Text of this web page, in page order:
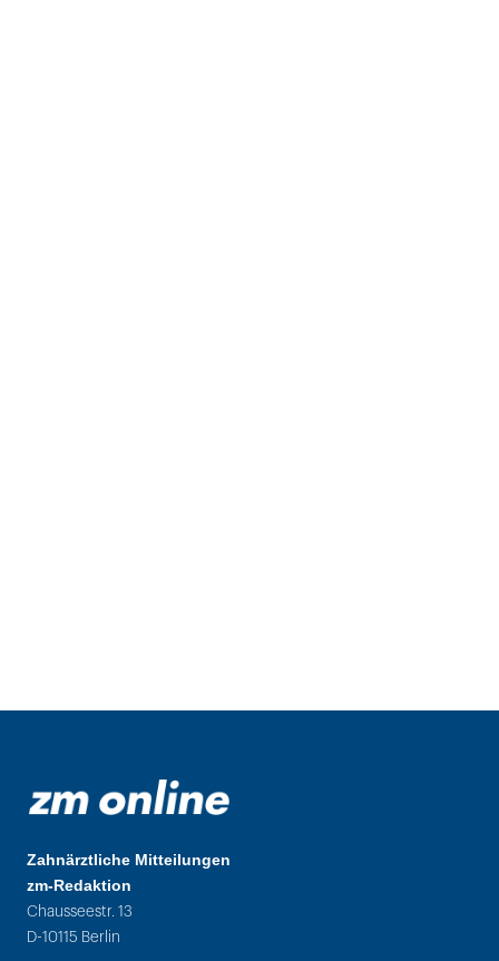
Zahnärztliche Mitteilungen
zm-Redaktion
Chausseestr. 13
D-10115 Berlin